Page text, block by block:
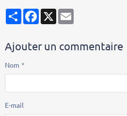
PartagerFacebook
X
Ajouter un commentaire
Nom
E-mail